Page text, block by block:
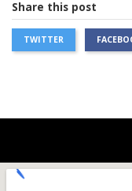
Share this post
TWITTER